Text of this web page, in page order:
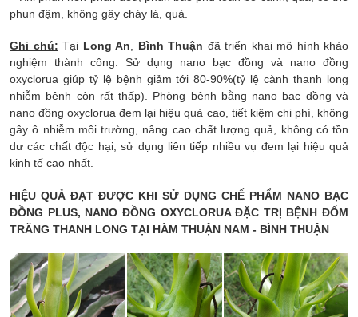
phun đậm, không gây cháy lá, quả.
Ghi chú: Tại Long An, Bình Thuận đã triển khai mô hình khảo
nghiệm thành công. Sử dụng nano bạc đồng và nano đồng
oxyclorua giúp tỷ lệ bệnh giảm tới 80-90%(tỷ lệ cành thanh long
nhiễm bệnh còn rất thấp). Phòng bệnh bằng nano bạc đồng và
nano đồng oxyclorua đem lại hiệu quả cao, tiết kiệm chi phí, không
gây ô nhiễm môi trường, nâng cao chất lượng quả, không có tồn
dư các chất độc hại, sử dụng liên tiếp nhiều vụ đem lại hiệu quả
kinh tế cao nhất.
HIỆU QUẢ ĐẠT ĐƯỢC KHI SỬ DỤNG CHẾ PHẨM NANO BẠC
ĐỒNG PLUS, NANO ĐỒNG OXYCLORUA ĐẶC TRỊ BỆNH ĐỐM
TRĂNG THANH LONG TẠI HÀM THUẬN NAM - BÌNH THUẬN